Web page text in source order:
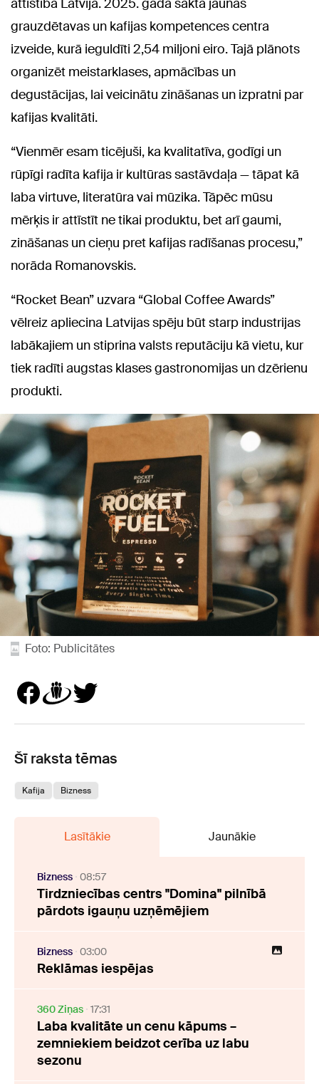
grauzdētavas un kafijas kompetences centra
izveide, kurā ieguldīti 2,54 miljoni eiro. Tajā plānots
organizēt meistarklases, apmācības un
degustācijas, lai veicinātu zināšanas un izpratni par
kafijas kvalitāti.
“Vienmēr esam ticējuši, ka kvalitatīva, godīgi un
rūpīgi radīta kafija ir kultūras sastāvdaļa — tāpat kā
laba virtuve, literatūra vai mūzika. Tāpēc mūsu
mērķis ir attīstīt ne tikai produktu, bet arī gaumi,
zināšanas un cieņu pret kafijas radīšanas procesu,”
norāda Romanovskis.
“Rocket Bean” uzvara “Global Coffee Awards”
vēlreiz apliecina Latvijas spēju būt starp industrijas
labākajiem un stiprina valsts reputāciju kā vietu, kur
tiek radīti augstas klases gastronomijas un dzērienu
produkti.
Foto: Publicitātes
Šī raksta tēmas
Kafija Bizness
Lasītākie Jaunākie
Bizness 08:57
Tirdzniecības centrs "Domina" pilnībā
pārdots igauņu uzņēmējiem
Bizness 03:00
Reklāmas iespējas
360 Ziņas 17:31
Laba kvalitāte un cenu kāpums –
zemniekiem beidzot cerība uz labu
sezonu